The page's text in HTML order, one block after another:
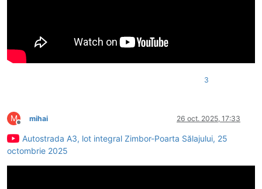
3
M
Deconectat
mihai 26 oct. 2025, 17:33
Autostrada A3, lot integral Zimbor-Poarta Sălajului, 25
octombrie 2025